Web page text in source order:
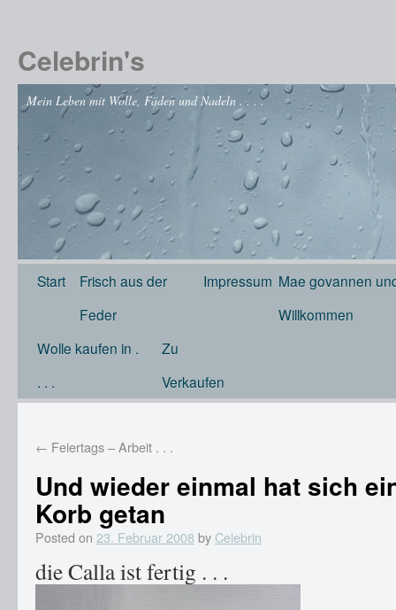
Celebrin's
Mein Leben mit Wolle, Fäden und Nadeln . . . .
Start
Frisch aus der
Feder
Impressum Mae govannen
Willkommen
Wolle kaufen in .
. . .
Zu
Verkaufen
← Feiertags – Arbeit . . .
Und wieder einmal hat sich
Korb getan
Posted on 23. Februar 2008 by Celebrin
die Calla ist fertig . . .